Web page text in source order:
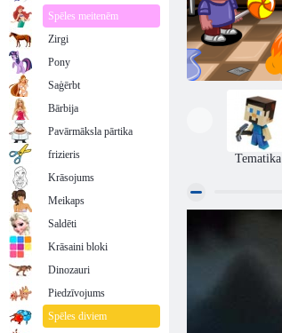
Tematika
Spēles meitenēm
Zirgi
Pony
Saģērbt
Bārbija
Pavārmāksla pārtika
frizieris
Krāsojums
Meikaps
Saldēti
Krāsaini bloki
Dinozauri
Piedzīvojums
Spēles diviem